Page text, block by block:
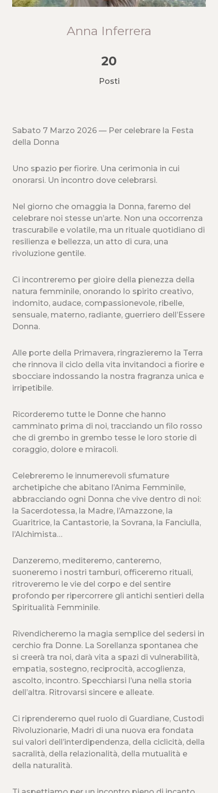
Anna Inferrera
20
Posti
Sabato 7 Marzo 2026 — Per celebrare la Festa
della Donna
Uno spazio per fiorire. Una cerimonia in cui
onorarsi. Un incontro dove celebrarsi.
Nel giorno che omaggia la Donna, faremo del
celebrare noi stesse un’arte. Non una occorrenza
trascurabile e volatile, ma un rituale quotidiano di
resilienza e bellezza, un atto di cura, una
rivoluzione gentile.
Ci incontreremo per gioire della pienezza della
natura femminile, onorando lo spirito creativo,
indomito, audace, compassionevole, ribelle,
sensuale, materno, radiante, guerriero dell’Essere
Donna.
Alle porte della Primavera, ringrazieremo la Terra
che rinnova il ciclo della vita invitandoci a fiorire e
sbocciare indossando la nostra fragranza unica e
irripetibile.
Ricorderemo tutte le Donne che hanno
camminato prima di noi, tracciando un filo rosso
che di grembo in grembo tesse le loro storie di
coraggio, dolore e miracoli.
Celebreremo le innumerevoli sfumature
archetipiche che abitano l’Anima Femminile,
abbracciando ogni Donna che vive dentro di noi:
la Sacerdotessa, la Madre, l’Amazzone, la
Guaritrice, la Cantastorie, la Sovrana, la Fanciulla,
l’Alchimista…
Danzeremo, mediteremo, canteremo,
suoneremo i nostri tamburi, officeremo rituali,
ritroveremo le vie del corpo e del sentire
profondo per ripercorrere gli antichi sentieri della
Spiritualità Femminile.
Rivendicheremo la magia semplice del sedersi in
cerchio fra Donne. La Sorellanza spontanea che
si creerà tra noi, darà vita a spazi di vulnerabilità,
empatia, sostegno, reciprocità, accoglienza,
ascolto, incontro. Specchiarsi l’una nella storia
dell’altra. Ritrovarsi sincere e alleate.
Ci riprenderemo quel ruolo di Guardiane, Custodi
Rivoluzionarie, Madri di una nuova era fondata
sui valori dell’interdipendenza, della ciclicità, della
sacralità, della relazionalità, della mutualità e
della naturalità.